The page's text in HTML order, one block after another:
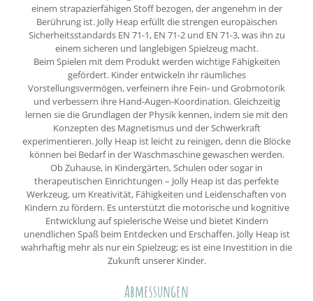
einem strapazierfähigen Stoff bezogen, der angenehm in der
Berührung ist. Jolly Heap erfüllt die strengen europäischen
Sicherheitsstandards EN 71-1, EN 71-2 und EN 71-3, was ihn zu
einem sicheren und langlebigen Spielzeug macht.
Beim Spielen mit dem Produkt werden wichtige Fähigkeiten
gefördert. Kinder entwickeln ihr räumliches
Vorstellungsvermögen, verfeinern ihre Fein- und Grobmotorik
und verbessern ihre Hand-Augen-Koordination. Gleichzeitig
lernen sie die Grundlagen der Physik kennen, indem sie mit den
Konzepten des Magnetismus und der Schwerkraft
experimentieren. Jolly Heap ist leicht zu reinigen, denn die Blöcke
können bei Bedarf in der Waschmaschine gewaschen werden.
Ob Zuhause, in Kindergärten, Schulen oder sogar in
therapeutischen Einrichtungen – Jolly Heap ist das perfekte
Werkzeug, um Kreativität, Fähigkeiten und Leidenschaften von
Kindern zu fördern. Es unterstützt die motorische und kognitive
Entwicklung auf spielerische Weise und bietet Kindern
unendlichen Spaß beim Entdecken und Erschaffen. Jolly Heap ist
wahrhaftig mehr als nur ein Spielzeug; es ist eine Investition in die
Zukunft unserer Kinder.
Abmessungen